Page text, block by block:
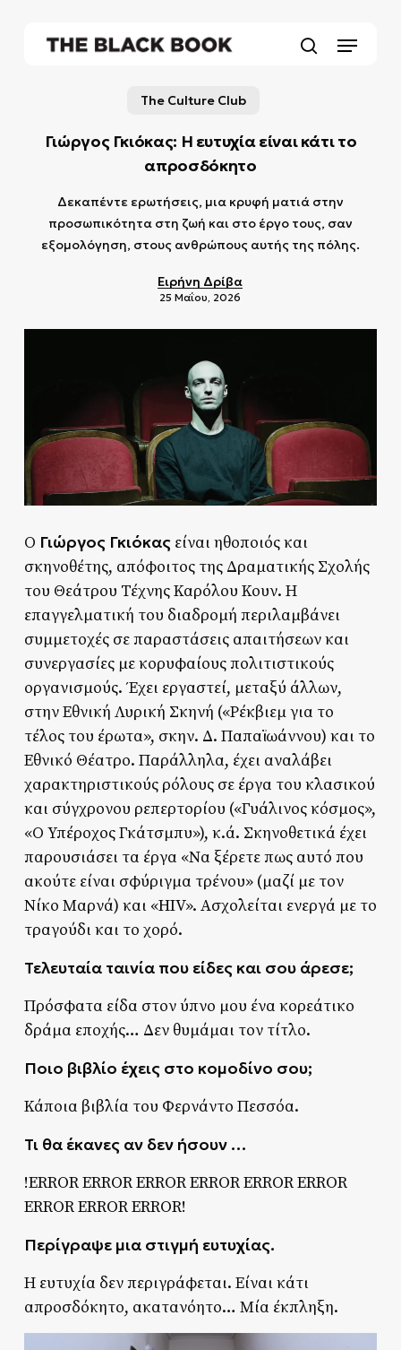
Menu
The Culture Club
Γιώργος Γκιόκας: Η ευτυχία είναι κάτι το
απροσδόκητο
Δεκαπέντε ερωτήσεις, μια κρυφή ματιά στην
προσωπικότητα στη ζωή και στο έργο τους, σαν
εξομολόγηση, στους ανθρώπους αυτής της πόλης.
Ειρήνη Δρίβα
25 Μαΐου, 2026
Ο Γιώργος Γκιόκας είναι ηθοποιός και
σκηνοθέτης, απόφοιτος της Δραματικής Σχολής
του Θεάτρου Τέχνης Καρόλου Κουν. Η
επαγγελματική του διαδρομή περιλαμβάνει
συμμετοχές σε παραστάσεις απαιτήσεων και
συνεργασίες με κορυφαίους πολιτιστικούς
οργανισμούς. Έχει εργαστεί, μεταξύ άλλων,
στην Εθνική Λυρική Σκηνή («Ρέκβιεμ για το
τέλος του έρωτα», σκην. Δ. Παπαϊωάννου) και το
Εθνικό Θέατρο. Παράλληλα, έχει αναλάβει
χαρακτηριστικούς ρόλους σε έργα του κλασικού
και σύγχρονου ρεπερτορίου («Γυάλινος κόσμος»,
«Ο Υπέροχος Γκάτσμπυ»), κ.ά. Σκηνοθετικά έχει
παρουσιάσει τα έργα «Να ξέρετε πως αυτό που
ακούτε είναι σφύριγμα τρένου» (μαζί με τον
Νίκο Μαρνά) και «HIV». Ασχολείται ενεργά με το
τραγούδι και το χορό.
Τελευταία ταινία που είδες και σου άρεσε;
Πρόσφατα είδα στον ύπνο μου ένα κορεάτικο
δράμα εποχής… Δεν θυμάμαι τον τίτλο.
Ποιο βιβλίο έχεις στο κομοδίνο σου;
Κάποια βιβλία του Φερνάντο Πεσσόα.
Τι θα έκανες αν δεν ήσουν …
!ERROR ERROR ERROR ERROR ERROR ERROR
ERROR ERROR ERROR!
Περίγραψε μια στιγμή ευτυχίας.
Η ευτυχία δεν περιγράφεται. Είναι κάτι
απροσδόκητο, ακατανόητο… Μία έκπληξη.